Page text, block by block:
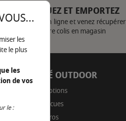
CLIQUEZ ET EMPORTEZ
Achetez en ligne et venez récupérer
votre colis en magasin
CÔTÉ OUTDOOR
Promotions
Barbecues
Braseros
les
le plus
les
de vos
le :